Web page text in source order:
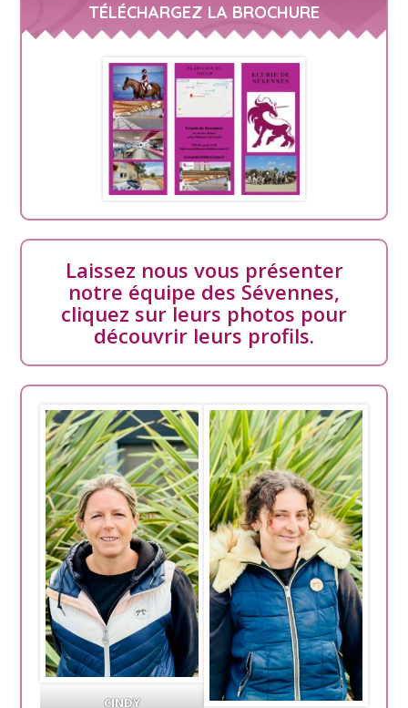
TÉLÉCHARGEZ LA BROCHURE
Laissez nous vous présenter
notre équipe des Sévennes,
cliquez sur leurs photos pour
découvrir leurs profils.
CINDY